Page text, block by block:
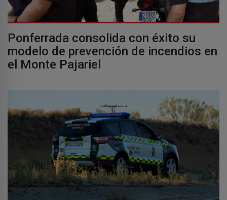
Ponferrada consolida con éxito su
modelo de prevención de incendios en
el Monte Pajariel